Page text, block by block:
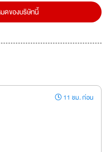
ดของบริษัทนี้
11 ชม. ก่อน